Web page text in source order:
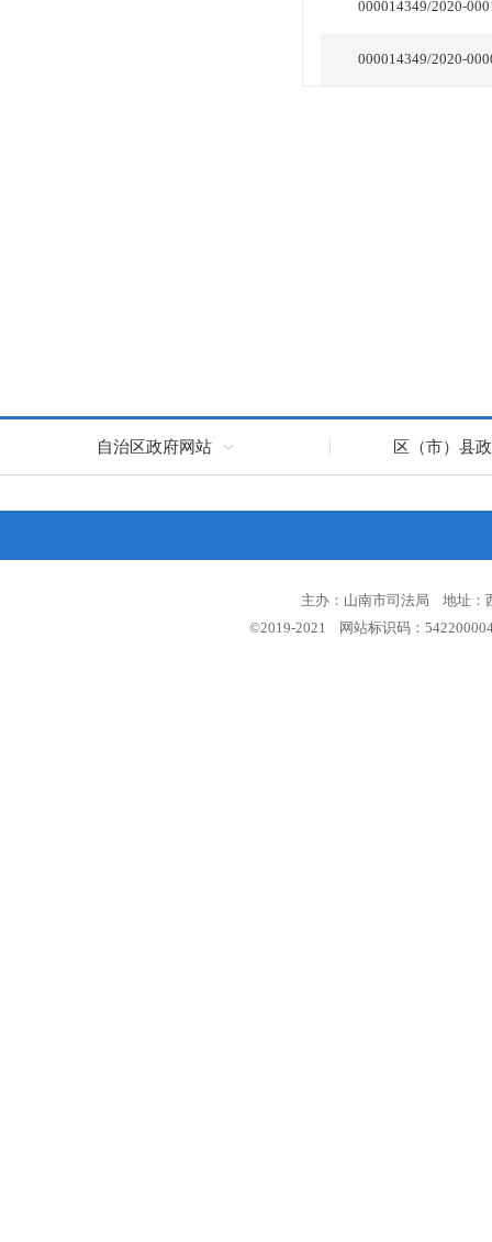
自治区政府网站 区（市）县
主办：山南市司法局 地址：
©2019-2021 网站标识码：